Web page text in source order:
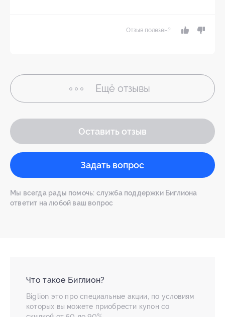
Отзыв полезен?
Ещё отзывы
Оставить отзыв
Задать вопрос
Мы всегда рады помочь: служба поддержки Биглиона
ответит на любой ваш вопрос
Что такое Биглион?
Biglion это про специальные акции, по условиям
которых вы можете приобрести купон со